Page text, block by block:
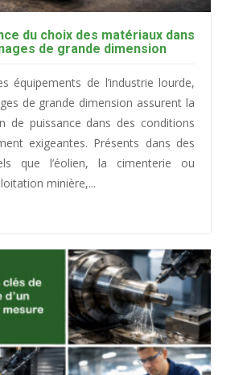
du choix des matériaux dans
de grande dimension
équipements de l’industrie lourde,
de grande dimension assurent la
de puissance dans des conditions
exigeantes. Présents dans des
que l’éolien, la cimenterie ou
minière,...